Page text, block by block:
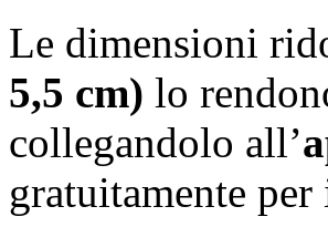
Le dimensioni
5,5 cm) lo
collegandolo all’
gratuitamente